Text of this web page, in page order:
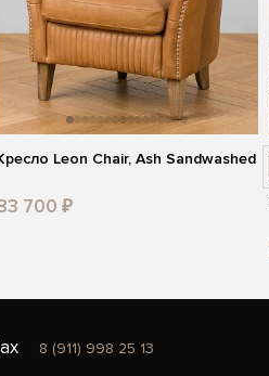
Leon Chair, Ash Sandwashed
700 ₽
8 (911) 998 25 13